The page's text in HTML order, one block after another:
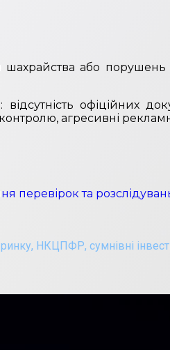
або
офіційних
агресивні
та
, НКЦПФР, сумнівні